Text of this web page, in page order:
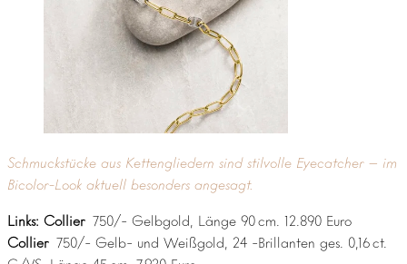
Schmuckstücke aus Kettengliedern sind stilvolle Eyecatcher – im
Bicolor-Look aktuell besonders angesagt.
Links: Collier750/- Gelbgold, Länge 90 cm. 12.890 Euro
Collier750/- Gelb- und Weißgold, 24 -Brillanten ges. 0,16 ct.